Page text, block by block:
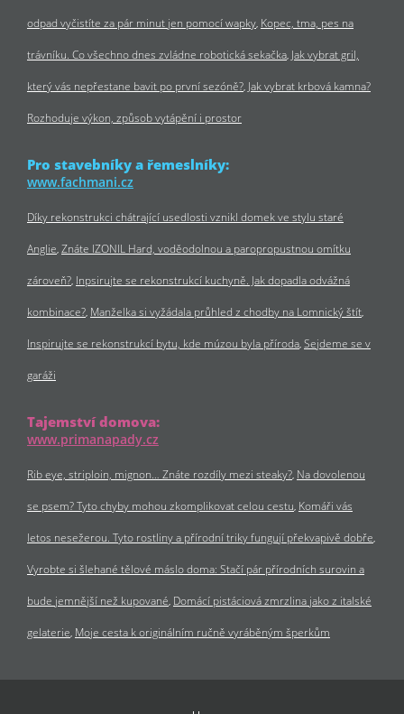
odpad vyčistíte za pár minut jen pomocí wapky Kopec, tma, pes na
trávníku. Co všechno dnes zvládne robotická sekačka Jak vybrat gril,
který vás nepřestane bavit po první sezóně? Jak vybrat krbová kamna?
Rozhoduje výkon, způsob vytápění i prostor
Pro stavebníky a řemeslníky:
www.fachmani.cz
Díky rekonstrukci chátrající usedlosti vznikl domek ve stylu staré
Anglie Znáte IZONIL Hard, voděodolnou a paropropustnou omítku
zároveň? Inpsirujte se rekonstrukcí kuchyně. Jak dopadla odvážná
kombinace? Manželka si vyžádala průhled z chodby na Lomnický štít
Inspirujte se rekonstrukcí bytu, kde múzou byla příroda Sejdeme se v
garáži
Tajemství domova:
www.primanapady.cz
Rib eye, striploin, mignon… Znáte rozdíly mezi steaky? Na dovolenou
se psem? Tyto chyby mohou zkomplikovat celou cestu Komáři vás
letos nesežerou. Tyto rostliny a přírodní triky fungují překvapivě dobře
Vyrobte si šlehané tělové máslo doma: Stačí pár přírodních surovin a
bude jemnější než kupované Domácí pistáciová zmrzlina jako z italské
gelaterie Moje cesta k originálním ručně vyráběným šperkům